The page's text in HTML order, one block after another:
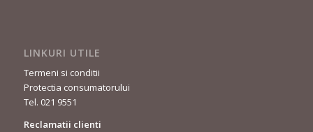
LINKURI UTILE
Termeni si conditii
Protectia consumatorului
Tel. 021 9551
Reclamatii clienti